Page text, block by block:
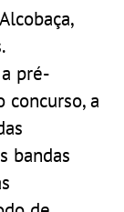
pré-
a
bandas